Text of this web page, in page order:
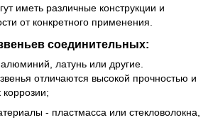
иметь различные конструкции и
от конкретного применения.
соединительных:
латунь или другие.
отличаются высокой прочностью и
коррозии;
- пластмасса или стекловолокна,